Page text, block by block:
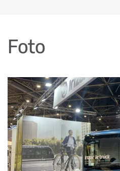
Foto